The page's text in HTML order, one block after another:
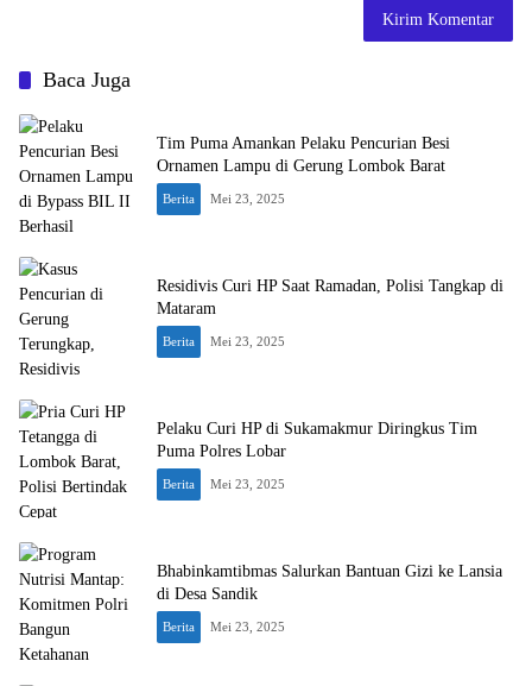
Baca Juga
Tim Puma Amankan Pelaku Pencurian Besi
Ornamen Lampu di Gerung Lombok Barat
Berita Mei 23, 2025
Residivis Curi HP Saat Ramadan, Polisi Tangkap di
Mataram
Berita Mei 23, 2025
Pelaku Curi HP di Sukamakmur Diringkus Tim
Puma Polres Lobar
Berita Mei 23, 2025
Bhabinkamtibmas Salurkan Bantuan Gizi ke Lansia
di Desa Sandik
Berita Mei 23, 2025